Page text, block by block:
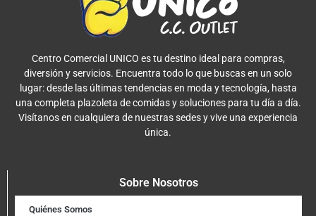
Centro Comercial UNICO es tu destino ideal para compras,
diversión y servicios. Encuentra todo lo que buscas en un solo
lugar: desde las últimas tendencias en moda y tecnología, hasta
una completa plazoleta de comidas y soluciones para tu día a día.
Visítanos en cualquiera de nuestras sedes y vive una experiencia
única.
Sobre Nosotros
Quiénes Somos